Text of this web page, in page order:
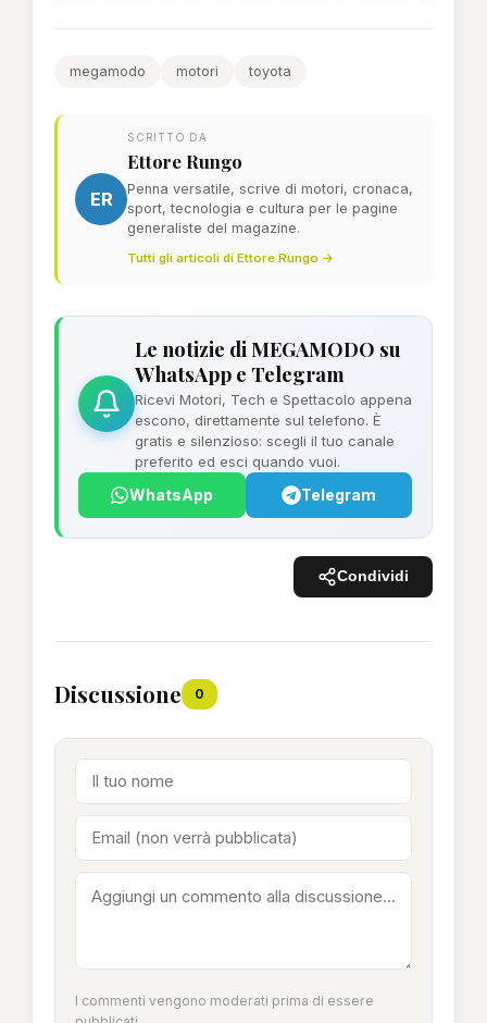
megamodo motori toyota
ER
SCRITTO DA
Ettore Rungo
Penna versatile, scrive di motori, cronaca,
sport, tecnologia e cultura per le pagine
generaliste del magazine.
Tutti gli articoli di Ettore Rungo →
Le notizie di MEGAMODO su
WhatsApp e Telegram
Ricevi Motori, Tech e Spettacolo appena
escono, direttamente sul telefono. È
gratis e silenzioso: scegli il tuo canale
preferito ed esci quando vuoi.
WhatsApp Telegram
Condividi
Discussione 0
I commenti vengono moderati prima di essere